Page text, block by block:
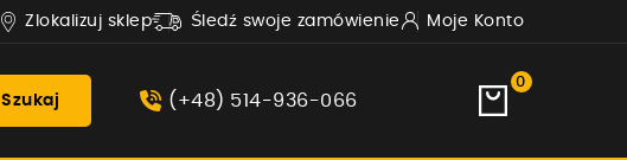
Zlokalizuj sklep Śledź swoje zamówienie Moje Konto
Szukaj (+48) 514-936-066
0